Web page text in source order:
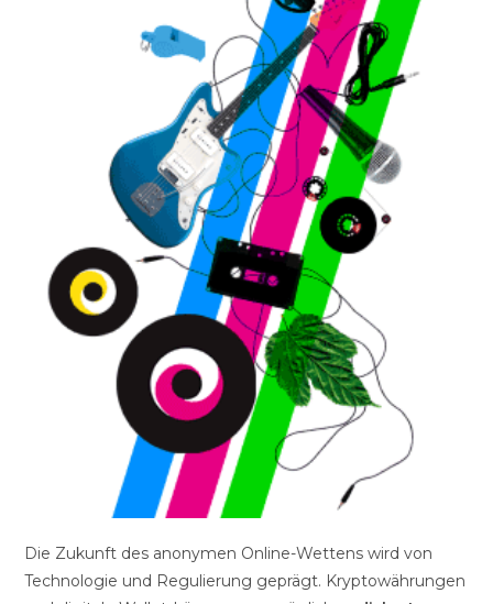
Die Zukunft des anonymen Online-Wettens wird von
Technologie und Regulierung geprägt. Kryptowährungen